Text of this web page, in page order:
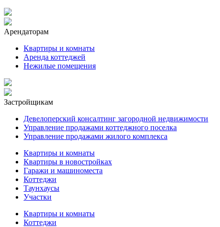
Арендаторам
Квартиры и комнаты
Аренда коттеджей
Нежилые помещения
Застройщикам
Девелоперский консалтинг загородной недвижимости
Управление продажами коттеджного поселка
Управление продажами жилого комплекса
Квартиры и комнаты
Квартиры в новостройках
Гаражи и машиноместа
Коттеджи
Таунхаусы
Участки
Квартиры и комнаты
Коттеджи